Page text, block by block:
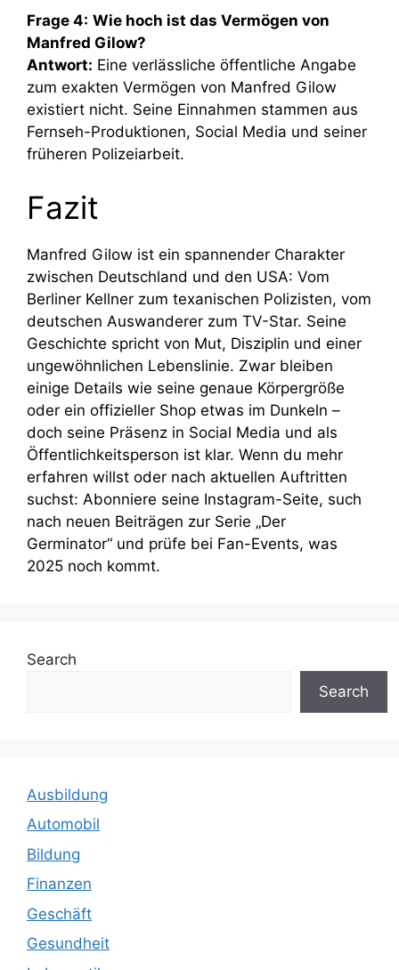
Frage 4: Wie hoch ist das Vermögen von
Manfred Gilow?
Antwort: Eine verlässliche öffentliche Angabe
zum exakten Vermögen von Manfred Gilow
existiert nicht. Seine Einnahmen stammen aus
Fernseh-Produktionen, Social Media und seiner
früheren Polizeiarbeit.
Fazit
Manfred Gilow ist ein spannender Charakter
zwischen Deutschland und den USA: Vom
Berliner Kellner zum texanischen Polizisten, vom
deutschen Auswanderer zum TV-Star. Seine
Geschichte spricht von Mut, Disziplin und einer
ungewöhnlichen Lebenslinie. Zwar bleiben
einige Details wie seine genaue Körpergröße
oder ein offizieller Shop etwas im Dunkeln –
doch seine Präsenz in Social Media und als
Öffentlichkeitsperson ist klar. Wenn du mehr
erfahren willst oder nach aktuellen Auftritten
suchst: Abonniere seine Instagram-Seite, such
nach neuen Beiträgen zur Serie „Der
Germinator“ und prüfe bei Fan-Events, was
2025 noch kommt.
Search
Search
Ausbildung
Automobil
Bildung
Finanzen
Geschäft
Gesundheit